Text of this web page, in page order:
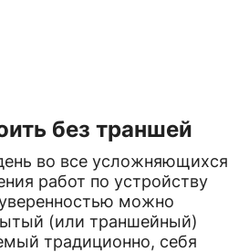
без траншей
во все усложняющихся
работ по устройству
можно
(или траншейный)
традиционно, себя